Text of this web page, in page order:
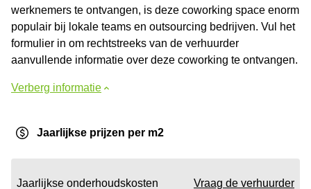
werknemers te ontvangen, is deze coworking space enorm
populair bij lokale teams en outsourcing bedrijven. Vul het
formulier in om rechtstreeks van de verhuurder
aanvullende informatie over deze coworking te ontvangen.
Verberg informatie
Jaarlijkse prijzen per m2
Jaarlijkse onderhoudskosten Vraag de verhuurder